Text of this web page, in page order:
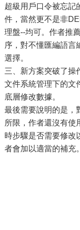
超級用戶口令被忘記
件，當然更不是非
理盤--均可。作者推
序，對不懂匯編語言
選擇。
三、新方案突破了操
文件系統管理下的文
底層修改數據。
最後需要說明的是，
所限，作者還沒有使
時步驟是否需要修改
者會加以適當的補充。